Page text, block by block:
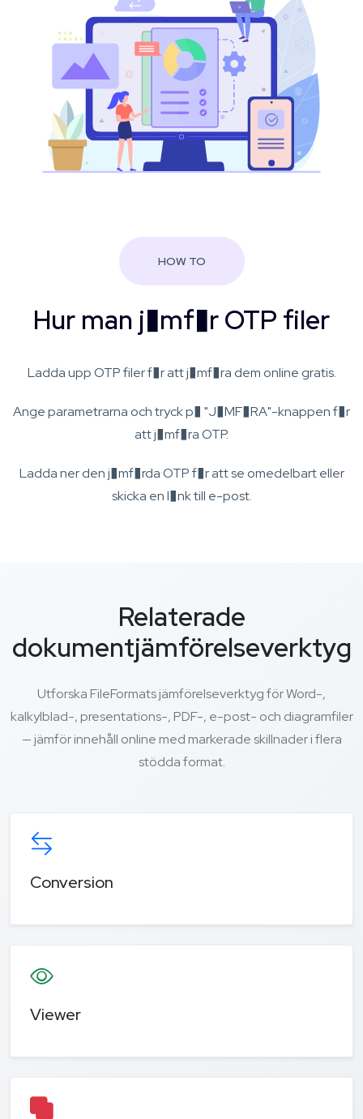
HOW TO
Hur man j�mf�r OTP filer
Ladda upp OTP filer f�r att j�mf�ra dem online gratis.
Ange parametrarna och tryck p� "J�MF�RA"-knappen f�r
att j�mf�ra OTP.
Ladda ner den j�mf�rda OTP f�r att se omedelbart eller
skicka en l�nk till e-post.
Relaterade
dokumentjämförelseverktyg
Utforska FileFormats jämförelseverktyg för Word-,
kalkylblad-, presentations-, PDF-, e-post- och diagramfiler
— jämför innehåll online med markerade skillnader i flera
stödda format.
Conversion
Viewer